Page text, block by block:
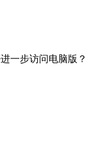
一步访问电脑版？